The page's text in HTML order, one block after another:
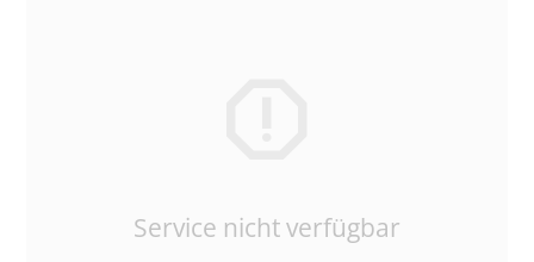
Service nicht verfügbar